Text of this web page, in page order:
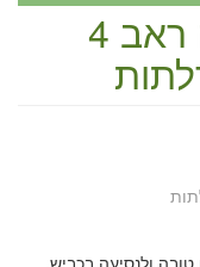
טויוטה ראב 4
ולנסיעה בכביש.